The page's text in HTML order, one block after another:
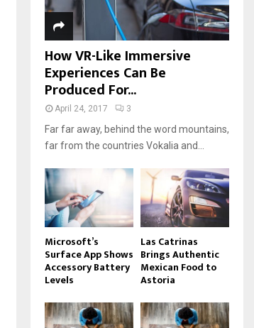
How VR-Like Immersive
Experiences Can Be
Produced For...
April 24, 2017 3
Far far away, behind the word mountains,
far from the countries Vokalia and...
Microsoft’s
Surface App Shows
Accessory Battery
Levels
Las Catrinas
Brings Authentic
Mexican Food to
Astoria